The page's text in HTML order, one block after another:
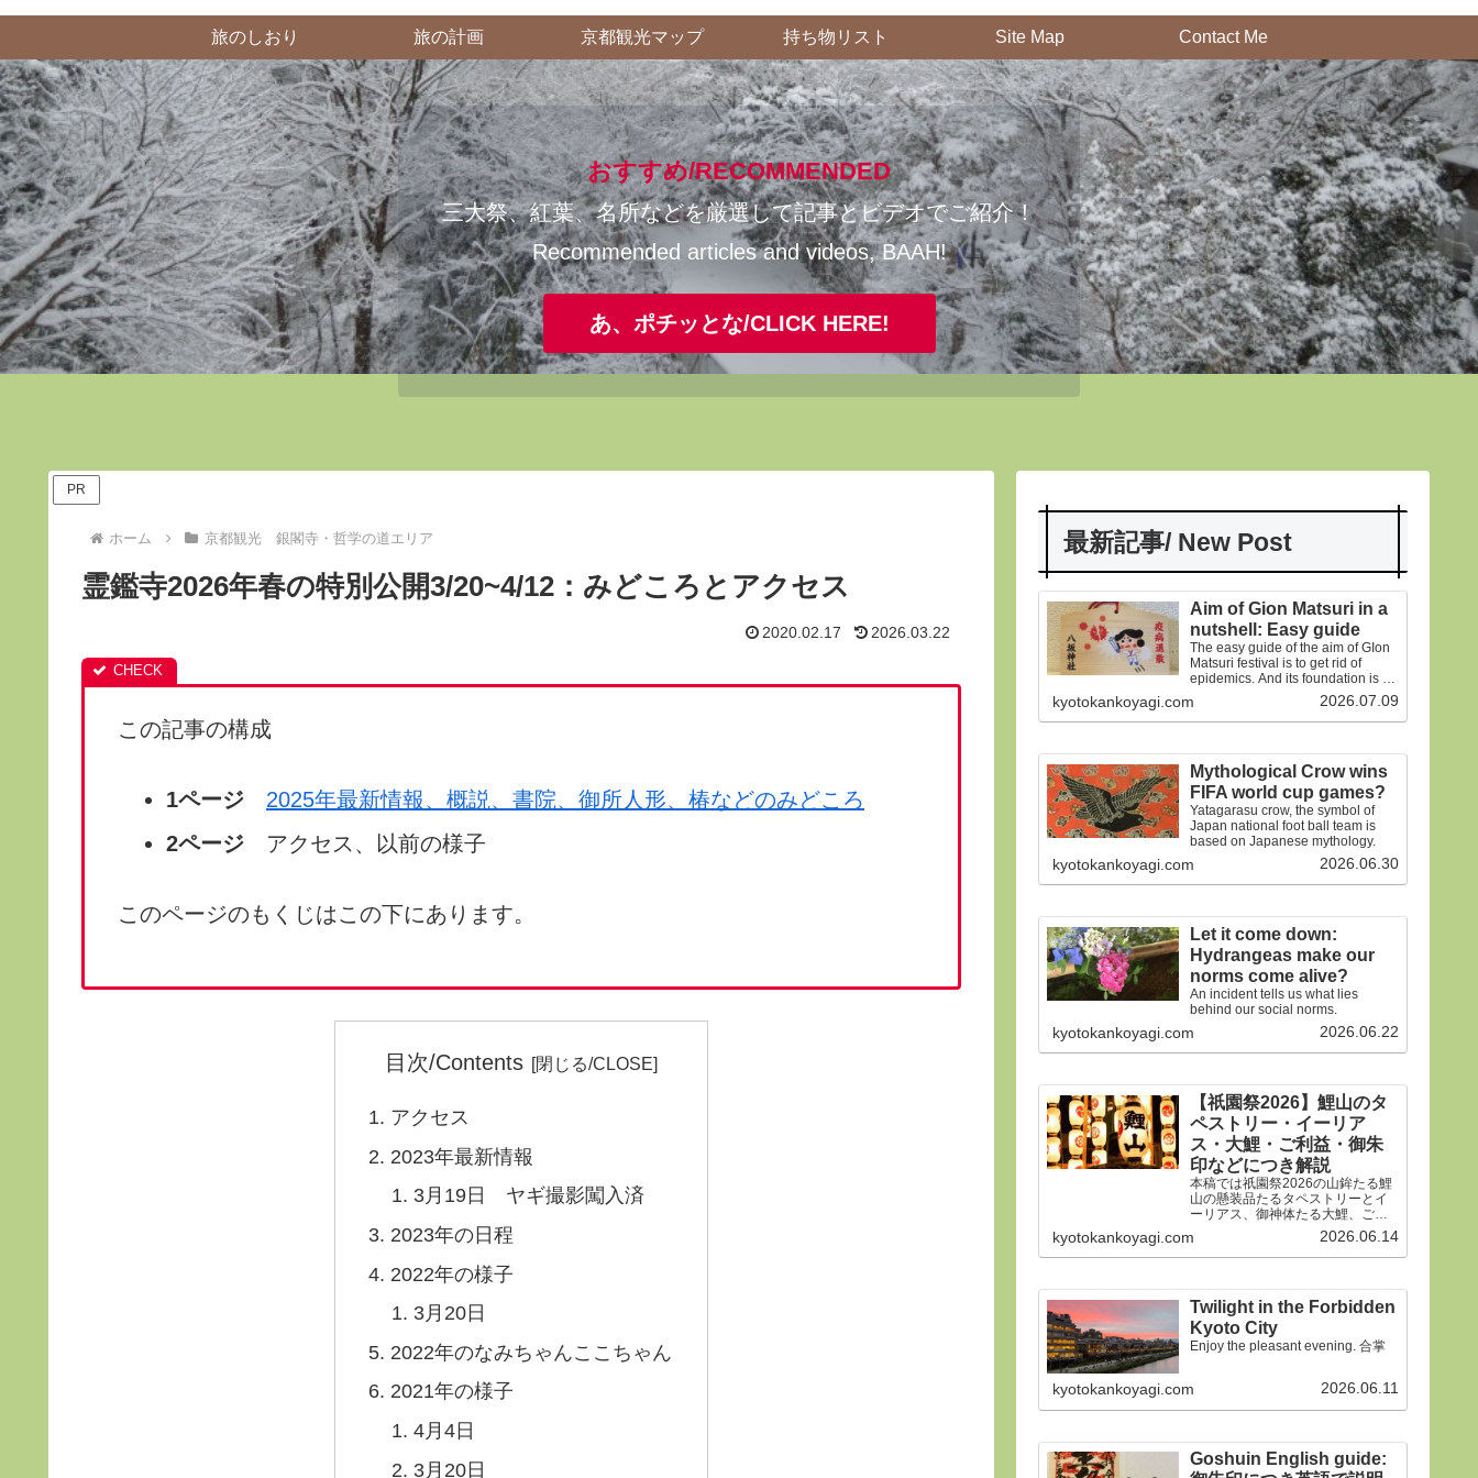
旅のしおり 旅の計画 京都観光マップ 持ち物リスト Site Map Contact Me
おすすめ/RECOMMENDED
三大祭、紅葉、名所などを厳選して記事とビデオでご紹介！
Recommended articles and videos, BAAH!
あ、ポチッとな/CLICK HERE!
PR
ホーム 京都観光 銀閣寺・哲学の道エリア
霊鑑寺2026年春の特別公開3/20~4/12：みどころとアクセス
2020.02.17 2026.03.22
この記事の構成
1ページ
2025年最新情報、概説、書院、御所人形、椿などのみどころ
2ページ アクセス、以前の様子
このページのもくじはこの下にあります。
目次/Contents
アクセス
2023年最新情報
3月19日 ヤギ撮影闖入済
2023年の日程
2022年の様子
3月20日
2022年のなみちゃんここちゃん
2021年の様子
4月4日
3月20日
最新記事/ New Post
Aim of Gion Matsuri in a
nutshell: Easy guide
The easy guide of the aim of GIon
Matsuri festival is to get rid of
epidemics. And its foundation is on
kyotokankoyagi.com 2026.07.09
Mythological Crow wins
FIFA world cup games?
Yatagarasu crow, the symbol of
Japan national foot ball team is
based on Japanese mythology.
kyotokankoyagi.com 2026.06.30
Let it come down:
Hydrangeas make our
norms come alive?
An incident tells us what lies
behind our social norms.
kyotokankoyagi.com 2026.06.22
【祇園祭2026】鯉山のタ
ペストリー・イーリア
ス・大鯉・ご利益・御朱
印などにつき解説
本稿では祇園祭2026の山鉾たる鯉
山の懸装品たるタペストリーとイ
ーリアス、御神体たる大鯉、ご利
益、御朱印などにつき詳細に解説
申しあげます。合掌
kyotokankoyagi.com 2026.06.14
Twilight in the Forbidden
Kyoto City
Enjoy the pleasant evening. 合掌
kyotokankoyagi.com 2026.06.11
Goshuin English guide: